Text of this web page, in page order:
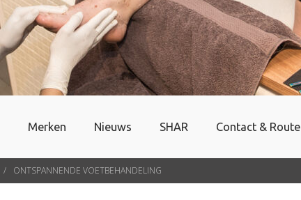
Merken Nieuws SHAR Contact & Route
ONTSPANNENDE VOETBEHANDELING